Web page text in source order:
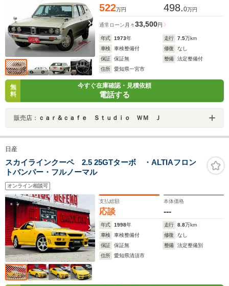
522万円 498.0万円
通常ローン 月々33,500円
年式 1973年 走行 7.5万km
車検
車検整備付 修復
なし
保証
保証無 整備
法定整備付
住所
愛知県一宮市
無
料
今すぐ在庫確認・見積依頼
電話する
販売店： ｃａｒ＆ｃａｆｅ Ｓｔｕｄｉｏ ＷＭ Ｊ
日産
スカイラインクーペ 2.5 25GTターボ ・ALTIAフロン
トバンパー・フルノーマル
オンライン相談可
支払総額
応談
本体価格
---
年式 1998年 走行 8.8万km
車検
車検整備付 修復
なし
保証
保証無 整備
法定整備別
住所
愛知県清須市